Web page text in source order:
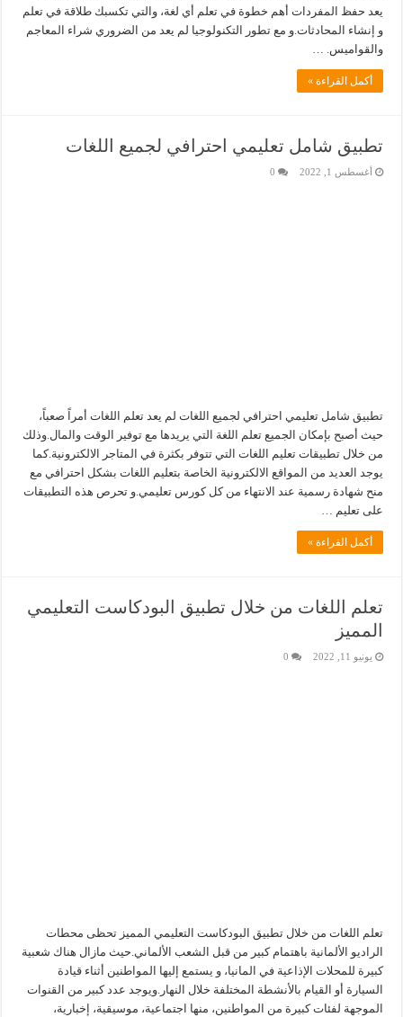
يعد حفظ المفردات أهم خطوة في تعلم أي لغة، والتي تكسبك طلاقة في تعلم
و إنشاء المحادثات.و مع تطور التكنولوجيا لم يعد من الضروري شراء المعاجم
والقواميس. …
أكمل القراءة »
تطبيق شامل تعليمي احترافي لجميع اللغات
أغسطس 1, 2022 0
تطبيق شامل تعليمي احترافي لجميع اللغات لم يعد تعلم اللغات أمراً صعباً،
حيث أصبح بإمكان الجميع تعلم اللغة التي يريدها مع توفير الوقت والمال.وذلك
من خلال تطبيقات تعليم اللغات التي تتوفر بكثرة في المتاجر الالكترونية.كما
يوجد العديد من المواقع الالكترونية الخاصة بتعليم اللغات بشكل احترافي مع
منح شهادة رسمية عند الانتهاء من كل كورس تعليمي.و تحرص هذه التطبيقات
على تعليم …
أكمل القراءة »
تعلم اللغات من خلال تطبيق البودكاست التعليمي
المميز
يونيو 11, 2022 0
تعلم اللغات من خلال تطبيق البودكاست التعليمي المميز تحظى محطات
الراديو الألمانية باهتمام كبير من قبل الشعب الألماني.حيث مازال هناك شعبية
كبيرة للمحلات الإذاعية في المانيا، و يستمع إليها المواطنين أثناء قيادة
السيارة أو القيام بالأنشطة المختلفة خلال النهار.ويوجد عدد كبير من القنوات
الموجهة لفئات كبيرة من المواطنين، منها اجتماعية، موسيقية، إخبارية،